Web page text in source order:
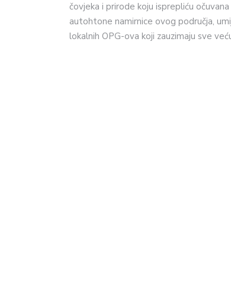
čovjeka i prirode koju isprepliću
autohtone namirnice ovog područja,
lokalnih OPG-ova koji zauzimaju sve